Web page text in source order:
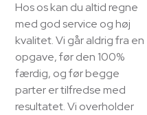
Hos os kan du altid regne
med god service og høj
kvalitet. Vi går aldrig fra en
opgave, før den 100%
færdig, og før begge
parter er tilfredse med
resultatet. Vi overholder